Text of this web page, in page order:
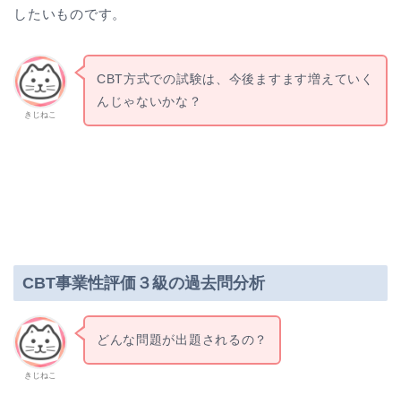
したいものです。
きじねこ
CBT方式での試験は、今後ますます増えていく
んじゃないかな？
CBT事業性評価３級の過去問分析
きじねこ
どんな問題が出題されるの？